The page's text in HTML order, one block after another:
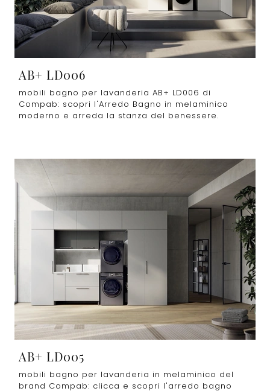
AB+ LD006
mobili bagno per lavanderia AB+ LD006 di
Compab: scopri l'Arredo Bagno in melaminico
moderno e arreda la stanza del benessere.
AB+ LD005
mobili bagno per lavanderia in melaminico del
brand Compab: clicca e scopri l'arredo bagno